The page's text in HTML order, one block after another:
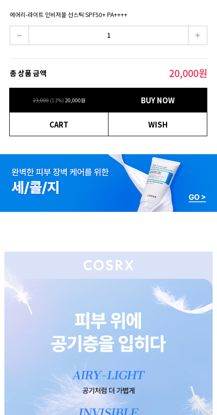
에어리-라이트 인비저블 선스틱 SPF50+ PA++++
총 상품 금액 20,000원
23,000 (13%) 20,000원 BUY NOW
CART WISH